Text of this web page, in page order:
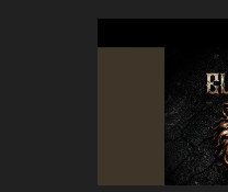
conciertos más
por el interés P...
inteligente junto
blindado el
al UNO QUE
Que no falten las
mujeres porque